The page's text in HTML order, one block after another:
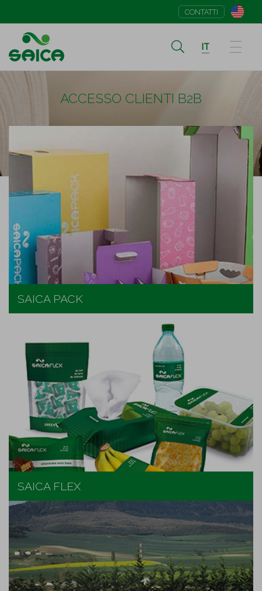
CONTATTI
IT
ACCESSO CLIENTI B2B
SAICA PACK
SAICA FLEX